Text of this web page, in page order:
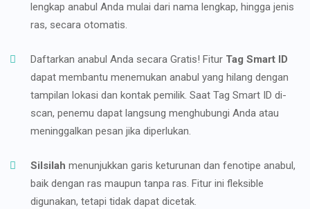
lengkap anabul Anda mulai dari nama lengkap, hingga jenis
ras, secara otomatis.
Daftarkan anabul Anda secara Gratis! Fitur Tag Smart ID
dapat membantu menemukan anabul yang hilang dengan
tampilan lokasi dan kontak pemilik. Saat Tag Smart ID di-
scan, penemu dapat langsung menghubungi Anda atau
meninggalkan pesan jika diperlukan.
Silsilah menunjukkan garis keturunan dan fenotipe anabul,
baik dengan ras maupun tanpa ras. Fitur ini fleksible
digunakan, tetapi tidak dapat dicetak.